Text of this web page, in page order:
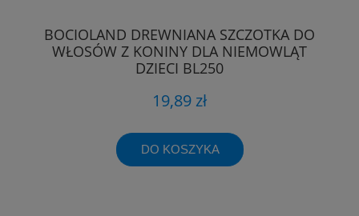
BOCIOLAND DREWNIANA SZCZOTKA DO
WŁOSÓW Z KONINY DLA NIEMOWLĄT
DZIECI BL250
19,89 zł
DO KOSZYKA